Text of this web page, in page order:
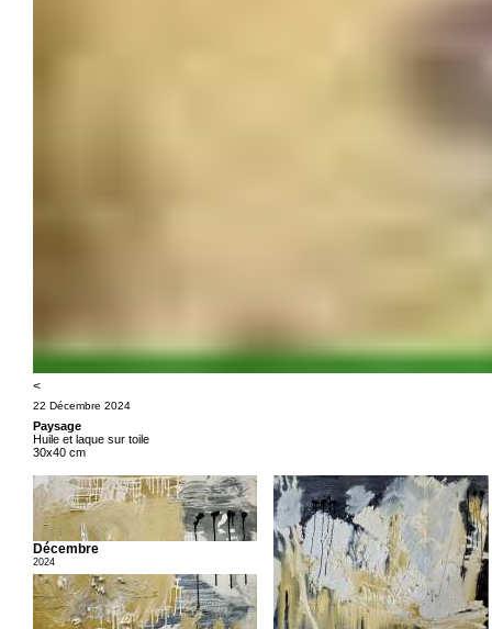
<
22 Décembre 2024
Paysage
Huile et laque sur toile
30x40 cm
Décembre
2024